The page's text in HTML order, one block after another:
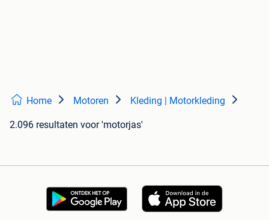
Home Motoren Kleding | Motorkleding
2.096 resultaten voor 'motorjas'